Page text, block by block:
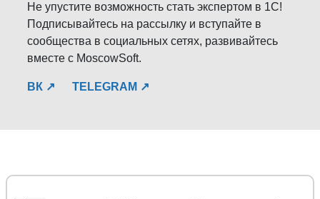
Не упустите возможность стать экспертом в 1С!
Подписывайтесь на рассылку и вступайте в
сообщества в социальных сетях, развивайтесь
вместе с MoscowSoft.
ВК ↗ TELEGRAM ↗